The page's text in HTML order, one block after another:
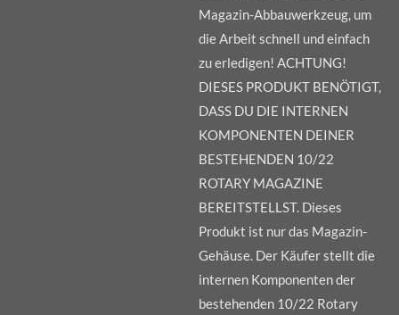
Magazin-Abbauwerkzeug, um
die Arbeit schnell und einfach
zu erledigen! ACHTUNG!
DIESES PRODUKT BENÖTIGT,
DASS DU DIE INTERNEN
KOMPONENTEN DEINER
BESTEHENDEN 10/22
ROTARY MAGAZINE
BEREITSTELLST. Dieses
Produkt ist nur das Magazin-
Gehäuse. Der Käufer stellt die
internen Komponenten der
bestehenden 10/22 Rotary